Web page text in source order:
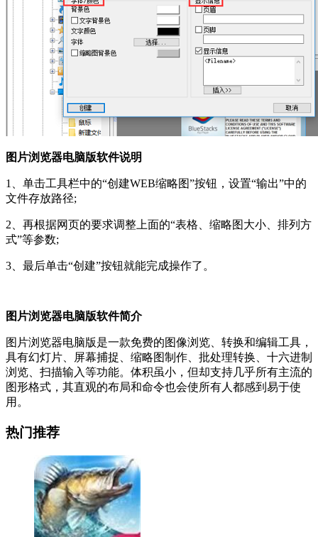
图片浏览器电脑版软件说明
1、单击工具栏中的“创建WEB缩略图”按钮，设置“输出”中的
文件存放路径;
2、再根据网页的要求调整上面的“表格、缩略图大小、排列方
式”等参数;
3、最后单击“创建”按钮就能完成操作了。
图片浏览器电脑版软件简介
图片浏览器电脑版是一款免费的图像浏览、转换和编辑工具，
具有幻灯片、屏幕捕捉、缩略图制作、批处理转换、十六进制
浏览、扫描输入等功能。体积虽小，但却支持几乎所有主流的
图形格式，其直观的布局和命令也会使所有人都感到易于使
用。
热门推荐